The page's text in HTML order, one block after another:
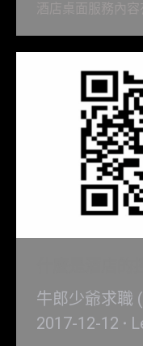
酒店桌面服務內
牛郎少爺求職
2017-12-12